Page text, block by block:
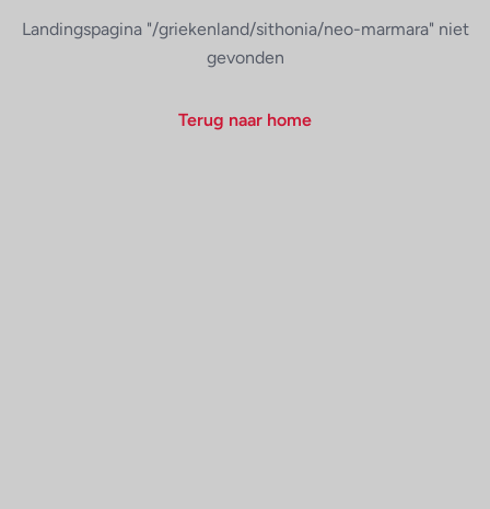
Landingspagina "/griekenland/sithonia/neo-marmara" niet
gevonden
Terug naar home